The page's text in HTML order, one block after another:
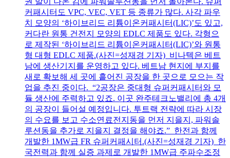
커패시터도 VPC, VEC, VET 등 종류가 많다. 사각 파우
치 모양의 ‘하이브리드 리튬이온커패시터(LIC)’도 있고,
커다란 원통 건전지 모양의 EDLC 제품도 있다. 각형으
로 제작된 ‘하이브리드 리튬이온커패시터(LIC)’와 원통
형 대형 EDLC 제품.(사진=성재경 기자) 비나텍은 베트
남에 생산기지를 운영하고 있다. 베트남 현지에 부지를
새로 확보해 세 곳에 흩어진 공장을 한 곳으로 모으는 작
업을 추진 중이다. “2공장은 중대형 슈퍼커패시터와 모
듈 생산에 주력하고 있죠. 이곳 완주테크노밸리에 총 4개
의 공장이 들어설 예정입니다. 투트랙 전략에 따라 시장
의 수요를 보고 수소연료전지동을 먼저 지을지, 파워솔
루션동을 추가로 지을지 결정을 해야죠.” 한전과 함께
개발한 1MW급 FR 슈퍼커패시터.(사진=성재경 기자) 한
국전력과 함께 실증 과제로 개발한 1MW급 주파수조정